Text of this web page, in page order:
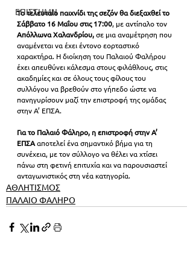
ΕΠΙΣΤΗΜΗ
Το τελευταίο παιχνίδι της σεζόν θα διεξαχθεί το
Σάββατο 16 Μαΐου στις 17:00, με αντίπαλο τον
Απόλλωνα Χαλανδρίου, σε μια αναμέτρηση που
αναμένεται να έχει έντονο εορταστικό
χαρακτήρα. Η διοίκηση του Παλαιού Φαλήρου
έχει απευθύνει κάλεσμα στους φιλάθλους, στις
ακαδημίες και σε όλους τους φίλους του
συλλόγου να βρεθούν στο γήπεδο ώστε να
πανηγυρίσουν μαζί την επιστροφή της ομάδας
στην Α’ ΕΠΣΑ.
Για το Παλαιό Φάληρο, η επιστροφή στην Α’
ΕΠΣΑ αποτελεί ένα σημαντικό βήμα για τη
συνέχεια, με τον σύλλογο να θέλει να χτίσει
πάνω στη φετινή επιτυχία και να παρουσιαστεί
ανταγωνιστικός στη νέα κατηγορία.
ΑΘΛΗΤΙΣΜΟΣ
ΠΑΛΑΙΟ ΦΑΛΗΡΟ